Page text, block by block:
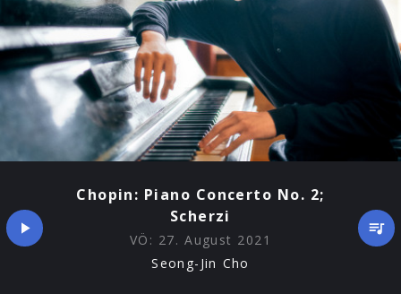
Chopin: Piano Concerto No. 2;
Scherzi
VÖ: 27. August 2021
Seong-Jin Cho